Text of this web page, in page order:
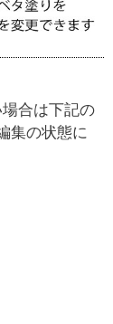
合は下記の
集の状態に